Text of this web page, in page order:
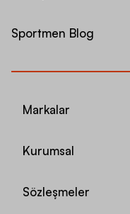
Sportmen Blog
Markalar
Kurumsal
Sözleşmeler